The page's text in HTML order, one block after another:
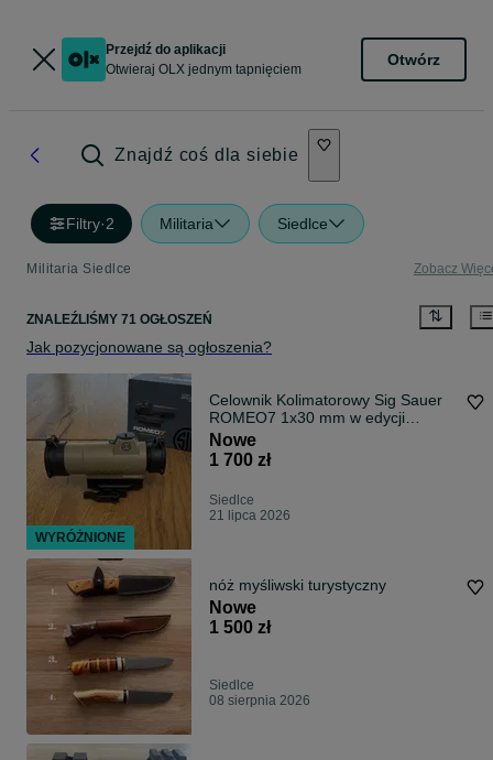
Przejdź do aplikacji
Otwieraj OLX jednym tapnięciem
Otwórz
Znajdź coś dla siebie
Filtry·2 Militaria Siedlce
Militaria Siedlce Zobacz
ZNALEŹLIŚMY 71 OGŁOSZEŃ
Jak pozycjonowane są ogłoszenia?
Celownik Kolimatorowy Sig Sauer
ROMEO7 1x30 mm w edycji
limitowanej OPMOD (OpticsPlanet
Modification) w kolorze FDE
Nowe
1 700 zł
Siedlce
21 lipca 2026
nóż myśliwski turystyczny
Nowe
1 500 zł
Siedlce
08 sierpnia 2026
WYRÓŻNIONE